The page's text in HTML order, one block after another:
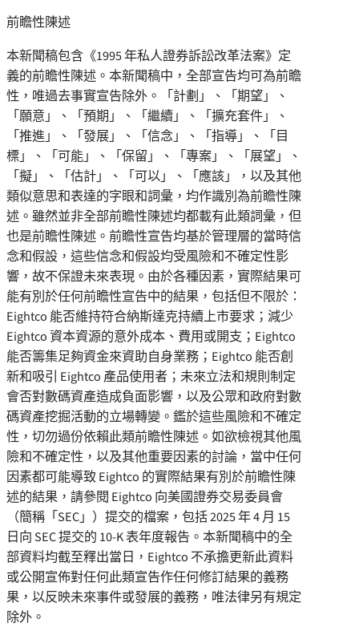
前瞻性陳述
本新聞稿包含《1995 年私人證券訴訟改革法案》定
義的前瞻性陳述。本新聞稿中，全部宣告均可為前瞻
性，唯過去事實宣告除外。「計劃」、「期望」、
「願意」、「預期」、「繼續」、「擴充套件」、
「推進」、「發展」、「信念」、「指導」、「目
標」、「可能」、「保留」、「專案」、「展望」、
「擬」、「估計」、「可以」、「應該」，以及其他
類似意思和表達的字眼和詞彙，均作識別為前瞻性陳
述。雖然並非全部前瞻性陳述均都載有此類詞彙，但
也是前瞻性陳述。前瞻性宣告均基於管理層的當時信
念和假設，這些信念和假設均受風險和不確定性影
響，故不保證未來表現。由於各種因素，實際結果可
能有別於任何前瞻性宣告中的結果，包括但不限於：
Eightco 能否維持符合納斯達克持續上市要求；減少
Eightco 資本資源的意外成本、費用或開支；Eightco
能否籌集足夠資金來資助自身業務；Eightco 能否創
新和吸引 Eightco 產品使用者；未來立法和規則制定
會否對數碼資產造成負面影響，以及公眾和政府對數
碼資產挖掘活動的立場轉變。鑑於這些風險和不確定
性，切勿過份依賴此類前瞻性陳述。如欲檢視其他風
險和不確定性，以及其他重要因素的討論，當中任何
因素都可能導致 Eightco 的實際結果有別於前瞻性陳
述的結果，請參閱 Eightco 向美國證券交易委員會
（簡稱「SEC」）提交的檔案，包括 2025 年 4 月 15
日向 SEC 提交的 10-K 表年度報告。本新聞稿中的全
部資料均截至釋出當日，Eightco 不承擔更新此資料
或公開宣佈對任何此類宣告作任何修訂結果的義務
果，以反映未來事件或發展的義務，唯法律另有規定
除外。